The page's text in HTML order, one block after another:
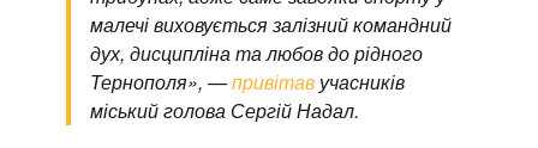
малечі виховується залізний командний
дух, дисципліна та любов до рідного
Тернополя», —привітав учасників
міський голова Сергій Надал.